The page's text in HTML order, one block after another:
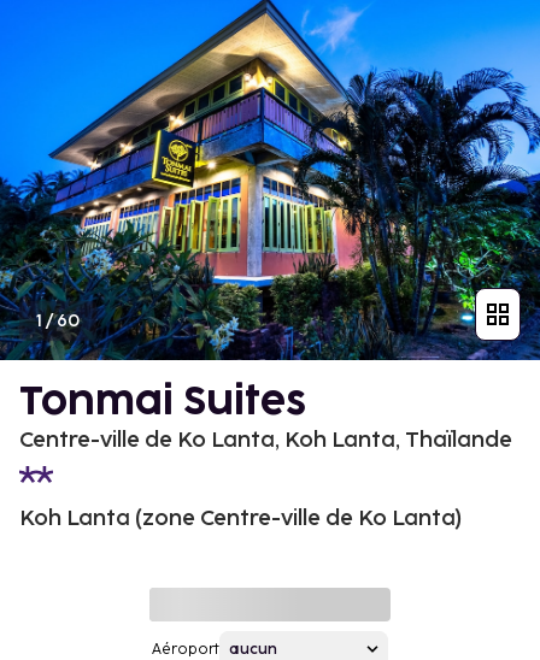
1 /60
Tonmai Suites
Centre-ville de Ko Lanta, Koh Lanta, Thaïlande
Koh Lanta (zone Centre-ville de Ko Lanta)
Aéroport